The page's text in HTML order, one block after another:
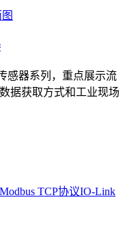
感器系列，重点展示流
据获取方式和工业现场